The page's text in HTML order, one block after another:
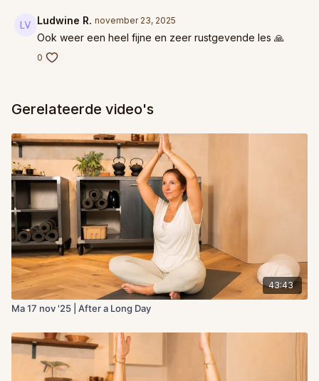
Ludwine R. november 23, 2025
Ook weer een heel fijne en zeer rustgevende les 🙏
0
Gerelateerde video's
43:43
Ma 17 nov '25 | After a Long Day